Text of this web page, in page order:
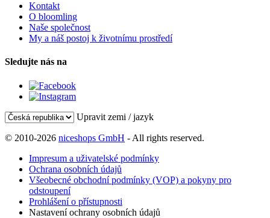
Kontakt
O bloomling
Naše společnost
My a náš postoj k životnímu prostředí
Sledujte nás na
Upravit zemi / jazyk
© 2010-2026 niceshops GmbH - All rights reserved.
Impresum a uživatelské podmínky
Ochrana osobních údajů
Všeobecné obchodní podmínky (VOP) a pokyny pro
odstoupení
Prohlášení o přístupnosti
Nastavení ochrany osobních údajů